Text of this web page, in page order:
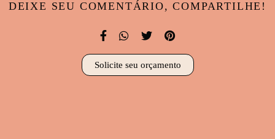
DEIXE SEU COMENTÁRIO, COMPARTILHE!
Solicite seu orçamento